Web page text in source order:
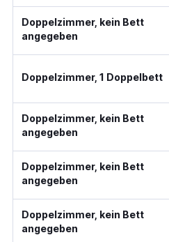
Doppelzimmer, kein Bett
angegeben
Doppelzimmer, 1 Doppelbett
Doppelzimmer, kein Bett
angegeben
Doppelzimmer, kein Bett
angegeben
Doppelzimmer, kein Bett
angegeben